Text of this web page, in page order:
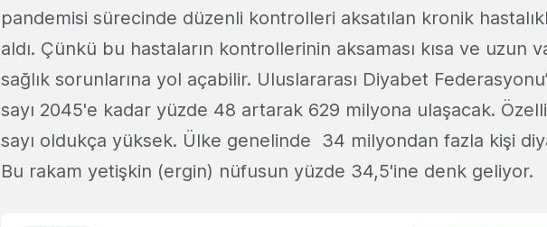
pandemisi sürecinde düzenli kontrolleri aksatılan kronik
aldı. Çünkü bu hastaların kontrollerinin aksaması kısa ve uzun
sağlık sorunlarına yol açabilir. Uluslararası Diyabet
sayı 2045'e kadar yüzde 48 artarak 629 milyona ulaşacak.
sayı oldukça yüksek. Ülke genelinde 34 milyondan fazla kişi
Bu rakam yetişkin (ergin) nüfusun yüzde 34,5'ine denk geliyor.